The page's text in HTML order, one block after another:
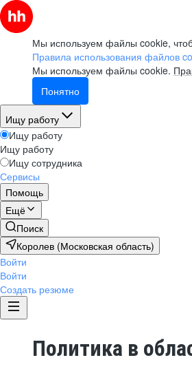
Мы используем файлы cookie,
Правила использования файлов
Мы используем файлы cookie.
Понятно
Ищу работу
Ищу работу
Ищу работу
Ищу сотрудника
Сервисы
Помощь
Ещё
Поиск
Королев (Московская область)
Войти
Войти
Создать резюме
Политика в